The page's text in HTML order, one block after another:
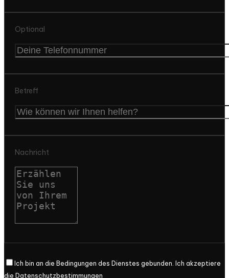
Optional
Betreff
Nachricht
Ich bin an die Bedingungen des Dienstes gebunden. Ich akzeptiere
die Datenschutzbestimmungen